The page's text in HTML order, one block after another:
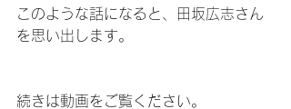
このような話になると、田坂広志さん
を思い出します。
続きは動画をご覧ください。